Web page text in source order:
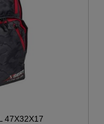
47X32X17